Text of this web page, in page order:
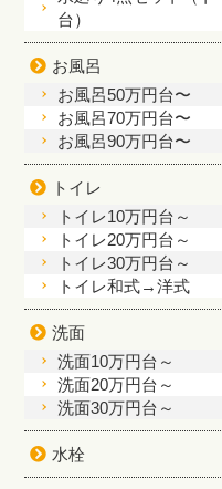
台）
お風呂
お風呂50万円台〜
お風呂70万円台〜
お風呂90万円台〜
トイレ
トイレ10万円台～
トイレ20万円台～
トイレ30万円台～
トイレ和式→洋式
洗面
洗面10万円台～
洗面20万円台～
洗面30万円台～
水栓